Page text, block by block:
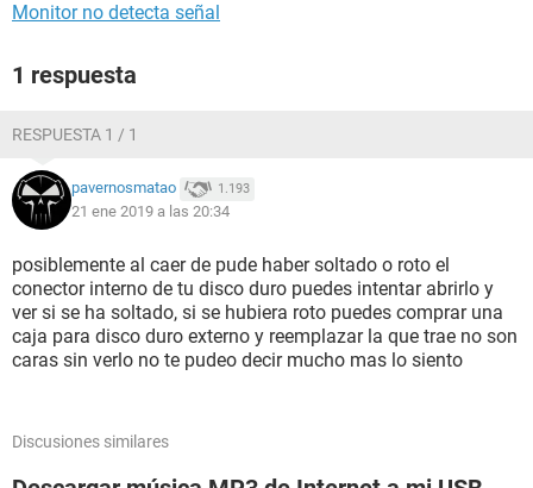
Monitor no detecta señal
1 respuesta
RESPUESTA 1 / 1
pavernosmatao 1.193
21 ene 2019 a las 20:34
posiblemente al caer de pude haber soltado o roto el
conector interno de tu disco duro puedes intentar abrirlo y
ver si se ha soltado, si se hubiera roto puedes comprar una
caja para disco duro externo y reemplazar la que trae no son
caras sin verlo no te pudeo decir mucho mas lo siento
Discusiones similares